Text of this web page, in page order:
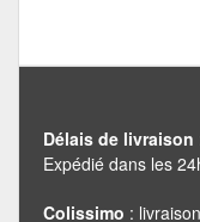
Délais de livraison
Expédié dans les
Colissimo :